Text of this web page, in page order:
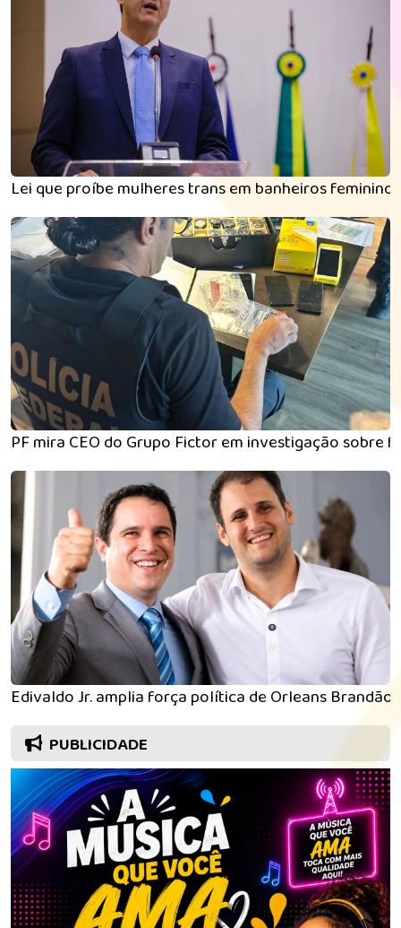
Lei que proíbe mulheres trans em banheiros
PF mira CEO do Grupo Fictor em investigação sobre
Edivaldo Jr. amplia força política de Orleans
PUBLICIDADE